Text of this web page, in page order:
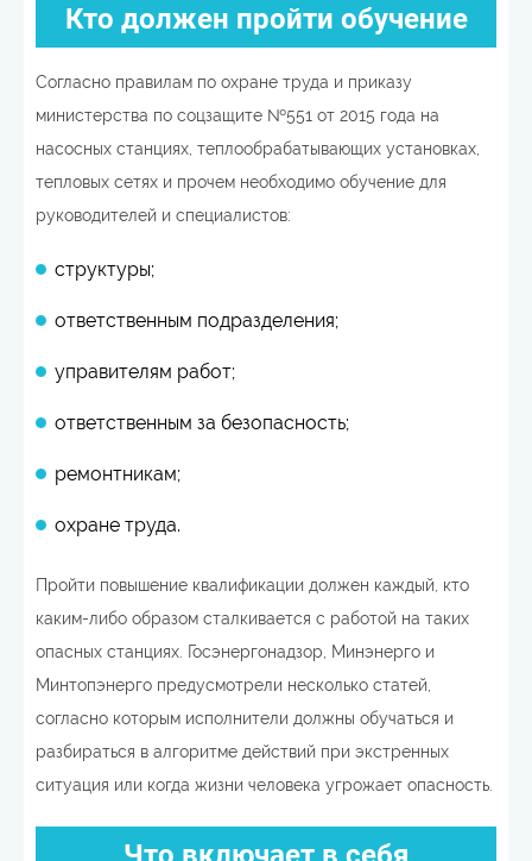
Кто должен пройти обучение
Согласно правилам по охране труда и приказу
министерства по соцзащите №551 от 2015 года на
насосных станциях, теплообрабатывающих установках,
тепловых сетях и прочем необходимо обучение для
руководителей и специалистов:
структуры;
ответственным подразделения;
управителям работ;
ответственным за безопасность;
ремонтникам;
охране труда.
Пройти повышение квалификации должен каждый, кто
каким-либо образом сталкивается с работой на таких
опасных станциях. Госэнергонадзор, Минэнерго и
Минтопэнерго предусмотрели несколько статей,
согласно которым исполнители должны обучаться и
разбираться в алгоритме действий при экстренных
ситуация или когда жизни человека угрожает опасность.